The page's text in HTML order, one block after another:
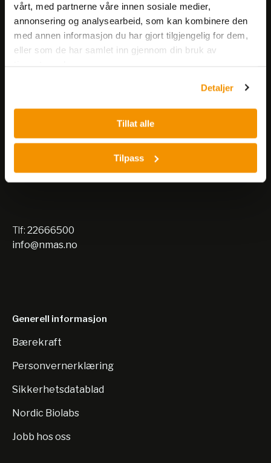
vårt, med partnerne våre innen sosiale medier,
annonsering og analysearbeid, som kan kombinere den
med annen informasjon du har gjort tilgjengelig for dem,
eller som de har samlet inn gjennom din bruk av
Detaljer
Tillat alle
Tilpass
0667 OSLO
Lager:
0667 OSLO
Tlf: 22666500
info@nmas.no
Generell informasjon
Bærekraft
Personvernerklæring
Sikkerhetsdatablad
Nordic Biolabs
Jobb hos oss